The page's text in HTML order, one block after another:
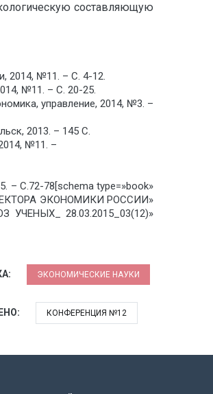
составляющую
2014, №11. – С. 4-12.
№11. – С. 20-25.
управление, 2014, №3. –
2013. – 145 C.
№11. –
– С.72-78[schema type=»book»
ЭКОНОМИКИ РОССИИ»
УЧЕНЫХ_ 28.03.2015_03(12)»
ЭКОНОМИЧЕСКИЕ НАУКИ
КОНФЕРЕНЦИЯ №12